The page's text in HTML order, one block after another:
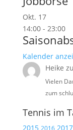
Okt. 17
14:00- 23:00
Kalender
Heike zu
Vielen
zum
Tennis im
2015 2016 2017